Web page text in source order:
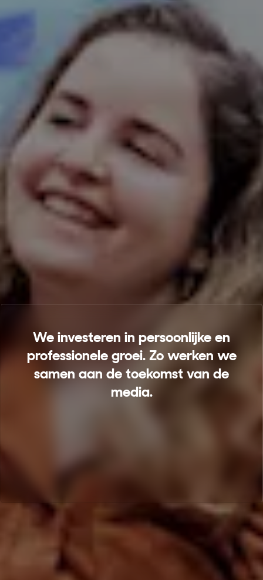
We investeren in persoonlijke en
professionele groei. Zo werken we
samen aan de toekomst van de
media.